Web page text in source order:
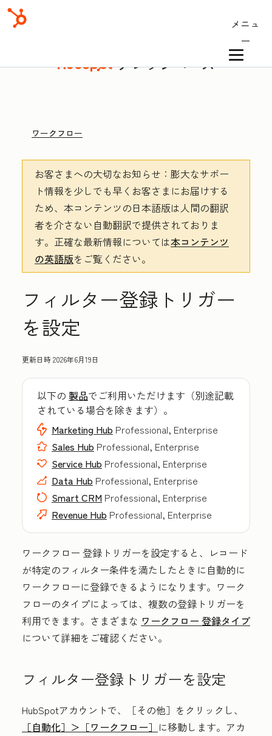
メニュ
ー
ナレッジベース
ワークフロー
お客さまへの大切なお知らせ ：膨大なサポー
ト情報を少しでも早くお客さまにお届けする
ため、本コンテンツの日本語版は人間の翻訳
者を介さない自動翻訳で提供されておりま
す。 正確な最新情報については本コンテンツ
の英語版をご覧ください。
フィルター登録トリガー
を設定
更新日時2026年6月19日
以下の 製品でご利用いただけます（別途記載
されている場合を除きます）。
Marketing Hub Professional, Enterprise
Sales Hub Professional, Enterprise
Service Hub Professional, Enterprise
Data Hub Professional, Enterprise
Smart CRM Professional, Enterprise
Revenue Hub Professional, Enterprise
ワークフロー 登録トリガーを設定すると、レコード
が特定のフィルター条件を満たしたときに自動的に
ワークフローに登録できるようになります。ワーク
フローのタイプによっては、複数の登録トリガーを
利用できます。さまざまな ワークフロー 登録タイプ
について詳細をご確認ください。
フィルター登録トリガーを設定
HubSpotアカウントで、
［その他］をクリックし、
［自動化］＞ ［ワークフロー］ に移動します。アカ